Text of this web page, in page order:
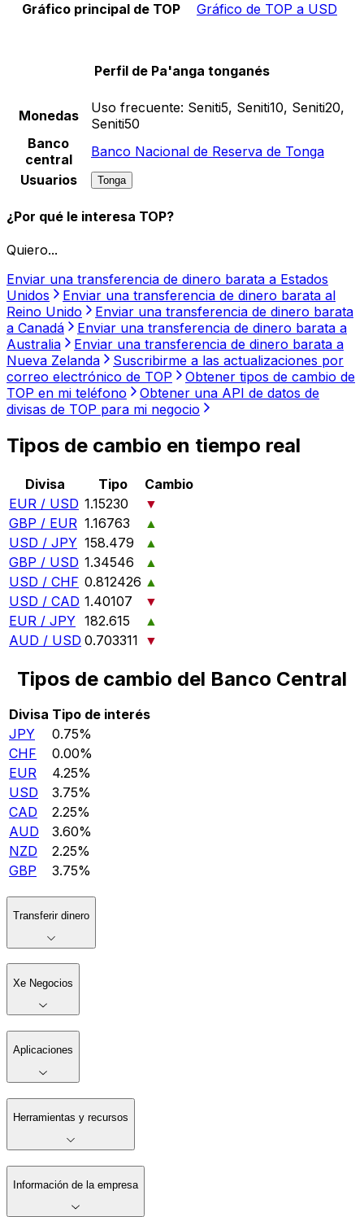
Gráfico principal de TOP
Gráfico de TOP a USD
Perfil de Pa'anga tonganés
Monedas Uso frecuente: Seniti5, Seniti10, Seniti20,
Seniti50
Banco
central
Banco Nacional de Reserva de Tonga
Usuarios
Tonga
¿Por qué le interesa TOP?
Quiero...
Enviar una transferencia de dinero barata a Estados
Unidos
Enviar una transferencia de dinero barata al
Reino Unido
Enviar una transferencia de dinero barata
a Canadá
Enviar una transferencia de dinero barata a
Australia
Enviar una transferencia de dinero barata a
Nueva Zelanda
Suscribirme a las actualizaciones por
correo electrónico de TOP
Obtener tipos de cambio de
TOP en mi teléfono
Obtener una API de datos de
divisas de TOP para mi negocio
Tipos de cambio en tiempo real
Divisa Tipo
Cambio
EUR / USD 1.15230
▼
GBP / EUR 1.16763
▲
USD / JPY 158.479
▲
GBP / USD 1.34546
▲
USD / CHF 0.812426 ▲
USD / CAD 1.40107
▼
EUR / JPY 182.615
▲
AUD / USD 0.703311 ▼
Tipos de cambio del Banco Central
Divisa Tipo de interés
JPY
0.75%
CHF
0.00%
EUR
4.25%
USD
3.75%
CAD
2.25%
AUD
3.60%
NZD
2.25%
GBP
3.75%
Transferir dinero
Xe Negocios
Aplicaciones
Herramientas y recursos
Información de la empresa